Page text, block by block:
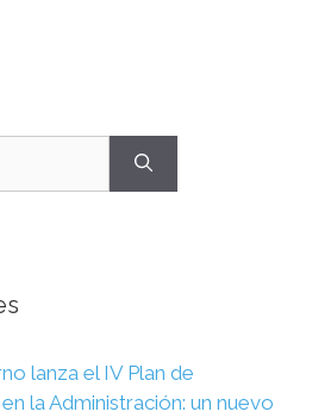
lanza el IV Plan de
la Administración: un nuevo